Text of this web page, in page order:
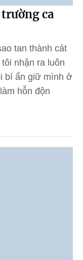
ca
tan thành cát
nhận ra luôn
bí ẩn giữ mình ở
hỗn độn